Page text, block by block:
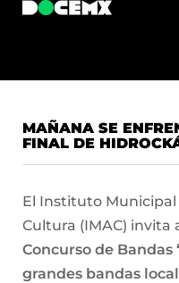
MAÑANA SE
FINAL DE
El Instituto
Cultura (IMAC) invita
Concurso de Bandas
grandes bandas